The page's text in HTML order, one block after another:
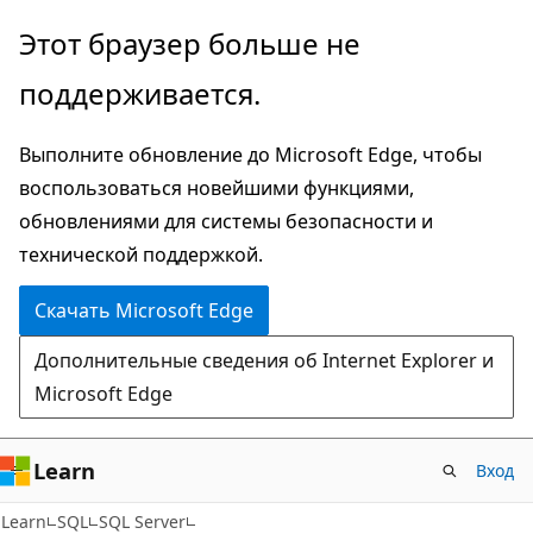
Пропустить
перейти
основному
содержимому
Этот браузер больше не
поддерживается.
Выполните обновление до Microsoft Edge, чтобы
воспользоваться новейшими функциями,
обновлениями для системы безопасности и
технической поддержкой.
Скачать Microsoft Edge
Дополнительные сведения об Internet Explorer и
Microsoft Edge
Learn Вход
Learn SQL SQL Server